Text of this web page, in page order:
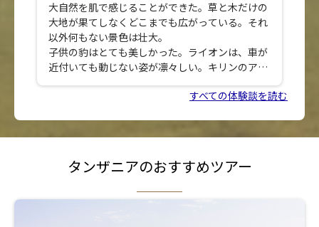
大自然を肌で感じることができた。草と木だけの
大地が果てしなくどこまでも広がっている。それ
以外何もない景色は壮大。
子供の豹はとても美しかった。ライオンは、車が
近付いても動じない姿が凛々しい。キリンのアミ
模様は綺麗だった。
ロッジは朝の景色がきれい。夜は漆黒。このよう
ロッジのスタッフは、紳士的で気が利いていた。
会話を大切にする。部屋は清潔で過ごしやすい。
料理、オムレツなど美味しかった。大自然を満喫
すべての体験談を読む
タンザニアのおすすめツアー